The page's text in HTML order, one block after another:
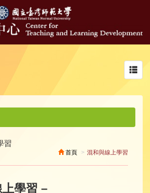
習
首頁 混和與線上學習
學習 –